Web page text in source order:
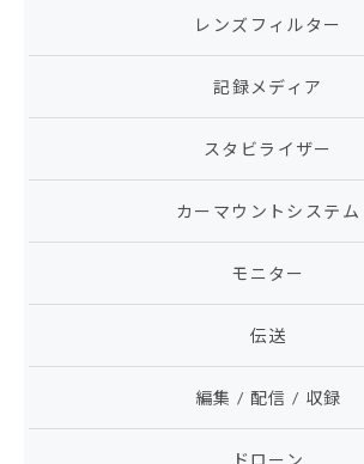
レンズフィルター
記録メディア
スタビライザー
カーマウントシステム
モニター
伝送
編集 / 配信 / 収録
ドローン